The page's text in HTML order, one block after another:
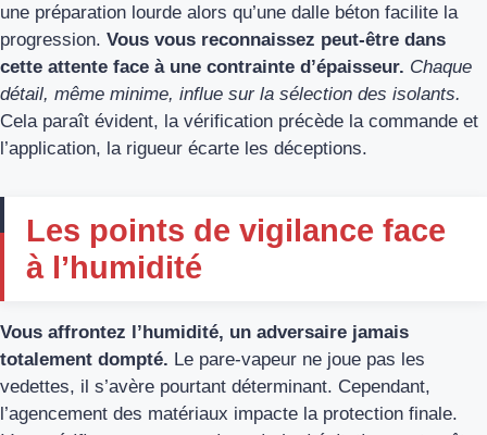
une préparation lourde alors qu’une dalle béton facilite la
progression. Vous vous reconnaissez peut-être dans
cette attente face à une contrainte d’épaisseur. Chaque
détail, même minime, influe sur la sélection des isolants.
Cela paraît évident, la vérification précède la commande et
l’application, la rigueur écarte les déceptions.
Les points de vigilance face
à l’humidité
Vous affrontez l’humidité, un adversaire jamais
totalement dompté. Le pare-vapeur ne joue pas les
vedettes, il s’avère pourtant déterminant. Cependant,
l’agencement des matériaux impacte la protection finale.